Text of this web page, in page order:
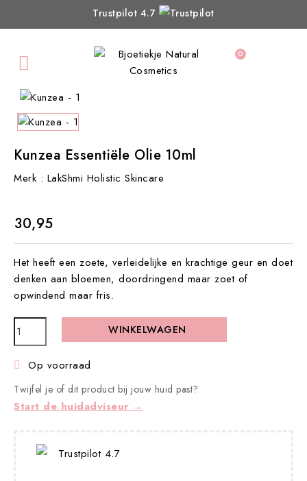
Trustpilot 4.7
 0
Kunzea Essentiële Olie 10ml
Merk : LakShmi Holistic Skincare
€ 30,95
Het heeft een zoete, verleidelijke en krachtige geur en doet
denken aan bloemen, doordringend maar zoet of
opwindend maar fris.
WINKELWAGEN
 Op voorraad
Twijfel je of dit product bij jouw huid past?
Start de huidadviseur →
Trustpilot 4.7